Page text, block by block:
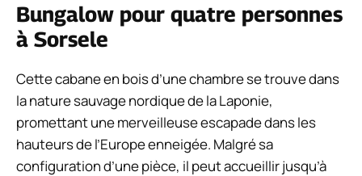
Bungalow pour quatre personnes
à Sorsele
Cette cabane en bois d’une chambre se trouve dans
la nature sauvage nordique de la Laponie,
promettant une merveilleuse escapade dans les
hauteurs de l’Europe enneigée. Malgré sa
configuration d’une pièce, il peut accueillir jusqu’à